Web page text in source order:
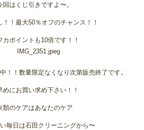
回はくじ引きですよ〜。
！！最大50％オフのチャンス！！
カポイントも10倍です！！
！！数量限定なくなり次第販売終了です。
めにお買い求め下さい！！
類のケアはあなたのケア
毎日は石田クリーニングから〜